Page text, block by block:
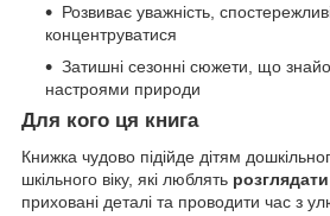
Розвиває уважність,
концентруватися
Затишні сезонні сюжети, що
настроями природи
Для кого ця книга
Книжка чудово підійде дітям
шкільного віку, які люблять
приховані деталі та проводити час з